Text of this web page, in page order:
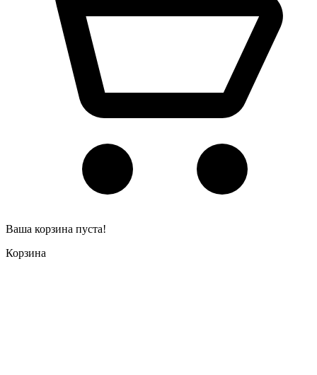
Ваша корзина пуста!
Корзина